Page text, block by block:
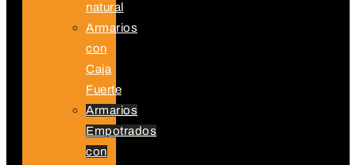
natural
Armarios
con
Caja
Fuerte
Armarios
Empotrados
con